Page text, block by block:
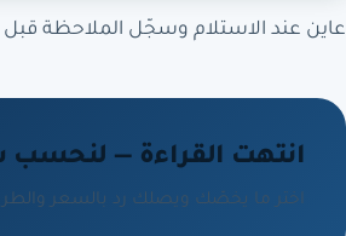
عاين عند الاستلام وسجّل الملاحظة قبل
انتهت القراءة —
اختر ما يخصّك ويصلك رد بالسعر